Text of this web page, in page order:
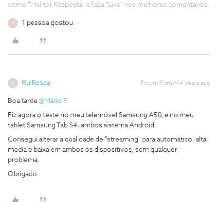
como "Melhor Resposta" e faça "Like" nos melhores comentários.
R 1 pessoa gostou
R RuiRosca Forum|Forum|4 years ago
Boa tarde @Mário P.
Fiz agora o teste no meu telemóvel Samsung A50, e no meu
tablet Samsung Tab S4, ambos sistema Android.
Consegui alterar a qualidade de "streaming" para automático, alta,
media e baixa em ambos os dispositivos, sem qualquer
problema.
Obrigado